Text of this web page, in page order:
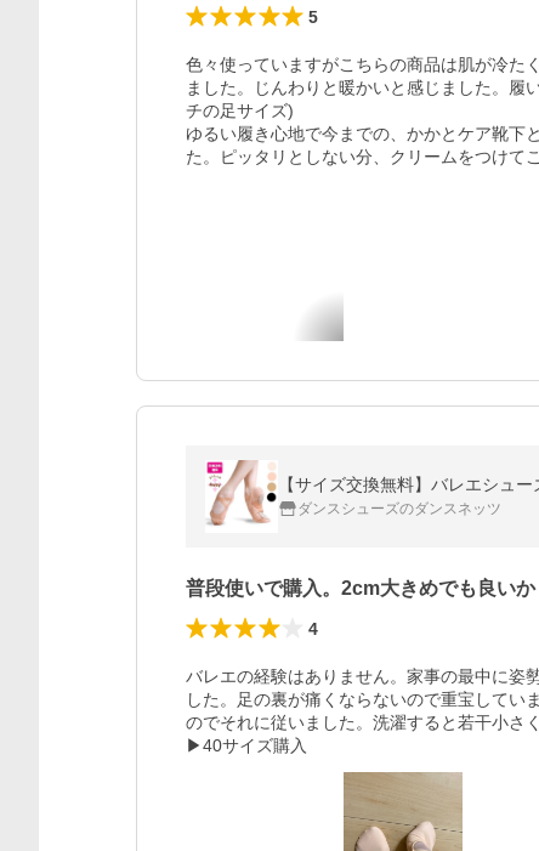
5
色々使っていますがこちらの商品は肌が冷た
ました。じんわりと暖かいと感じました。履
チの足サイズ)
ゆるい履き心地で今までの、かかとケア靴下
た。ピッタリとしない分、クリームをつけて
【サイズ交換無料】バレエシュ
ダンスシューズのダンスネッツ
普段使いで購入。2cm大きめでも良いか
4
バレエの経験はありません。家事の最中に姿
した。足の裏が痛くならないので重宝してい
のでそれに従いました。洗濯すると若干小さ
▶︎40サイズ購入